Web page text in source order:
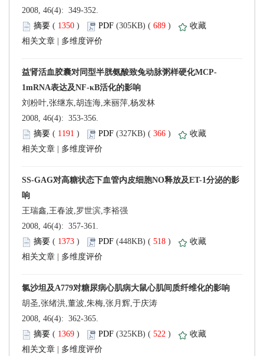
2008, 46(4): 349-352.
(
) 689 )
刘粉叶,张继东,胡连海,来丽萍,杨发林
2008, 46(4): 353-356.
(
) 366 )
王瑞鑫,王春波,罗世滨,李裕强
2008, 46(4): 357-361.
(
) 518 )
胡圣,张绪洪,董波,朱梅,张月辉,于庆涛
2008, 46(4): 362-365.
(
) 522 )